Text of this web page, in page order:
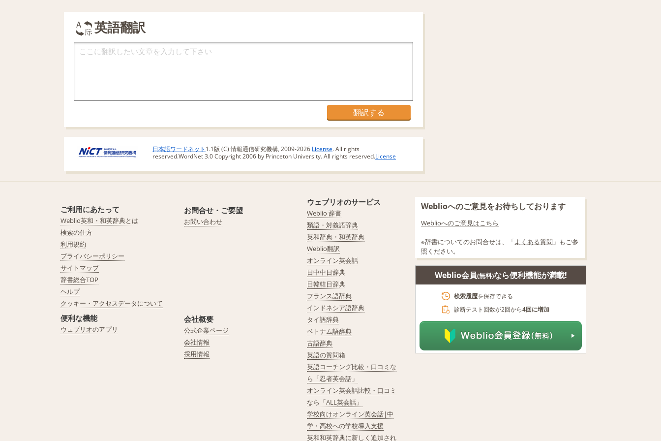
英語翻訳
日本語ワードネット 1.1版 (C) 情報通信研究機構, 2009-2026 License. All rights
reserved.WordNet 3.0 Copyright 2006 by Princeton University. All rights reserved.License
ご利用にあたって
Weblio英和・和英辞典とは
検索の仕方
利用規約
プライバシーポリシー
サイトマップ
辞書総合TOP
ヘルプ
クッキー・アクセスデータについて
便利な機能
ウェブリオのアプリ
お問合せ・ご要望
お問い合わせ
会社概要
公式企業ページ
会社情報
採用情報
ウェブリオのサービス
Weblio 辞書
類語・対義語辞典
英和辞典・和英辞典
Weblio翻訳
オンライン英会話
日中中日辞典
日韓韓日辞典
フランス語辞典
インドネシア語辞典
タイ語辞典
ベトナム語辞典
古語辞典
英語の質問箱
英語コーチング比較・口コミな
ら「忍者英会話」
オンライン英会話比較・口コミ
なら「ALL英会話」
学校向けオンライン英会話|中
学・高校への学校導入支援
英和和英辞典に新しく追加され
Weblioへのご意見をお待ちしております
Weblioへのご意見はこちら
※辞書についてのお問合せは、「よくある質問 」もご参
照ください。
Weblio会員(無料)なら便利機能が満載!
検索履歴を保存できる
診断テスト回数が2回から4回に増加